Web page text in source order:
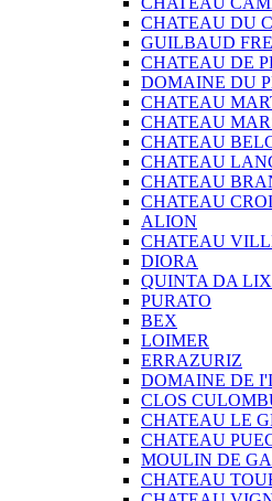
CHATEAU DU
GUILBAUD
CHATEAU DE
DOMAINE DU
CHATEAU
CHATEAU
CHATEAU
CHATEAU
CHATEAU
CHATEAU
ALION
CHATEAU
DIORA
QUINTA DA
PURATO
BEX
LOIMER
ERRAZURIZ
DOMAINE DE
CLOS
CHATEAU LE
CHATEAU
MOULIN DE
CHATEAU